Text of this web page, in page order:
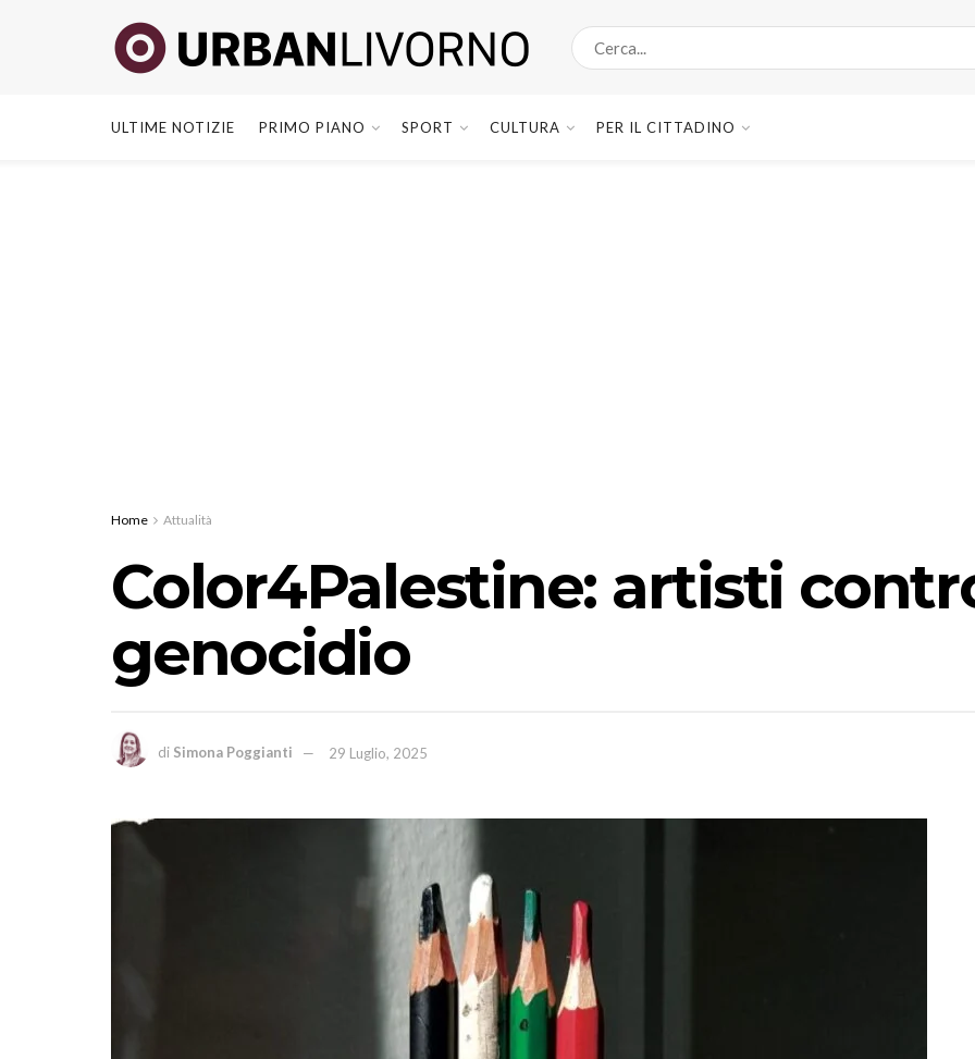
ULTIME NOTIZIE PRIMO PIANO SPORT CULTURA PER IL CITTADINO
Home Attualità
Color4Palestine: artisti
genocidio
di Simona Poggianti 29 Luglio, 2025